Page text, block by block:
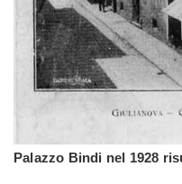
Palazzo Bindi nel 1928